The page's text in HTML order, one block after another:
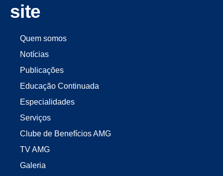
site
Quem somos
Notícias
Publicações
Educação Continuada
Especialidades
Serviços
Clube de Benefícios AMG
TV AMG
Galeria